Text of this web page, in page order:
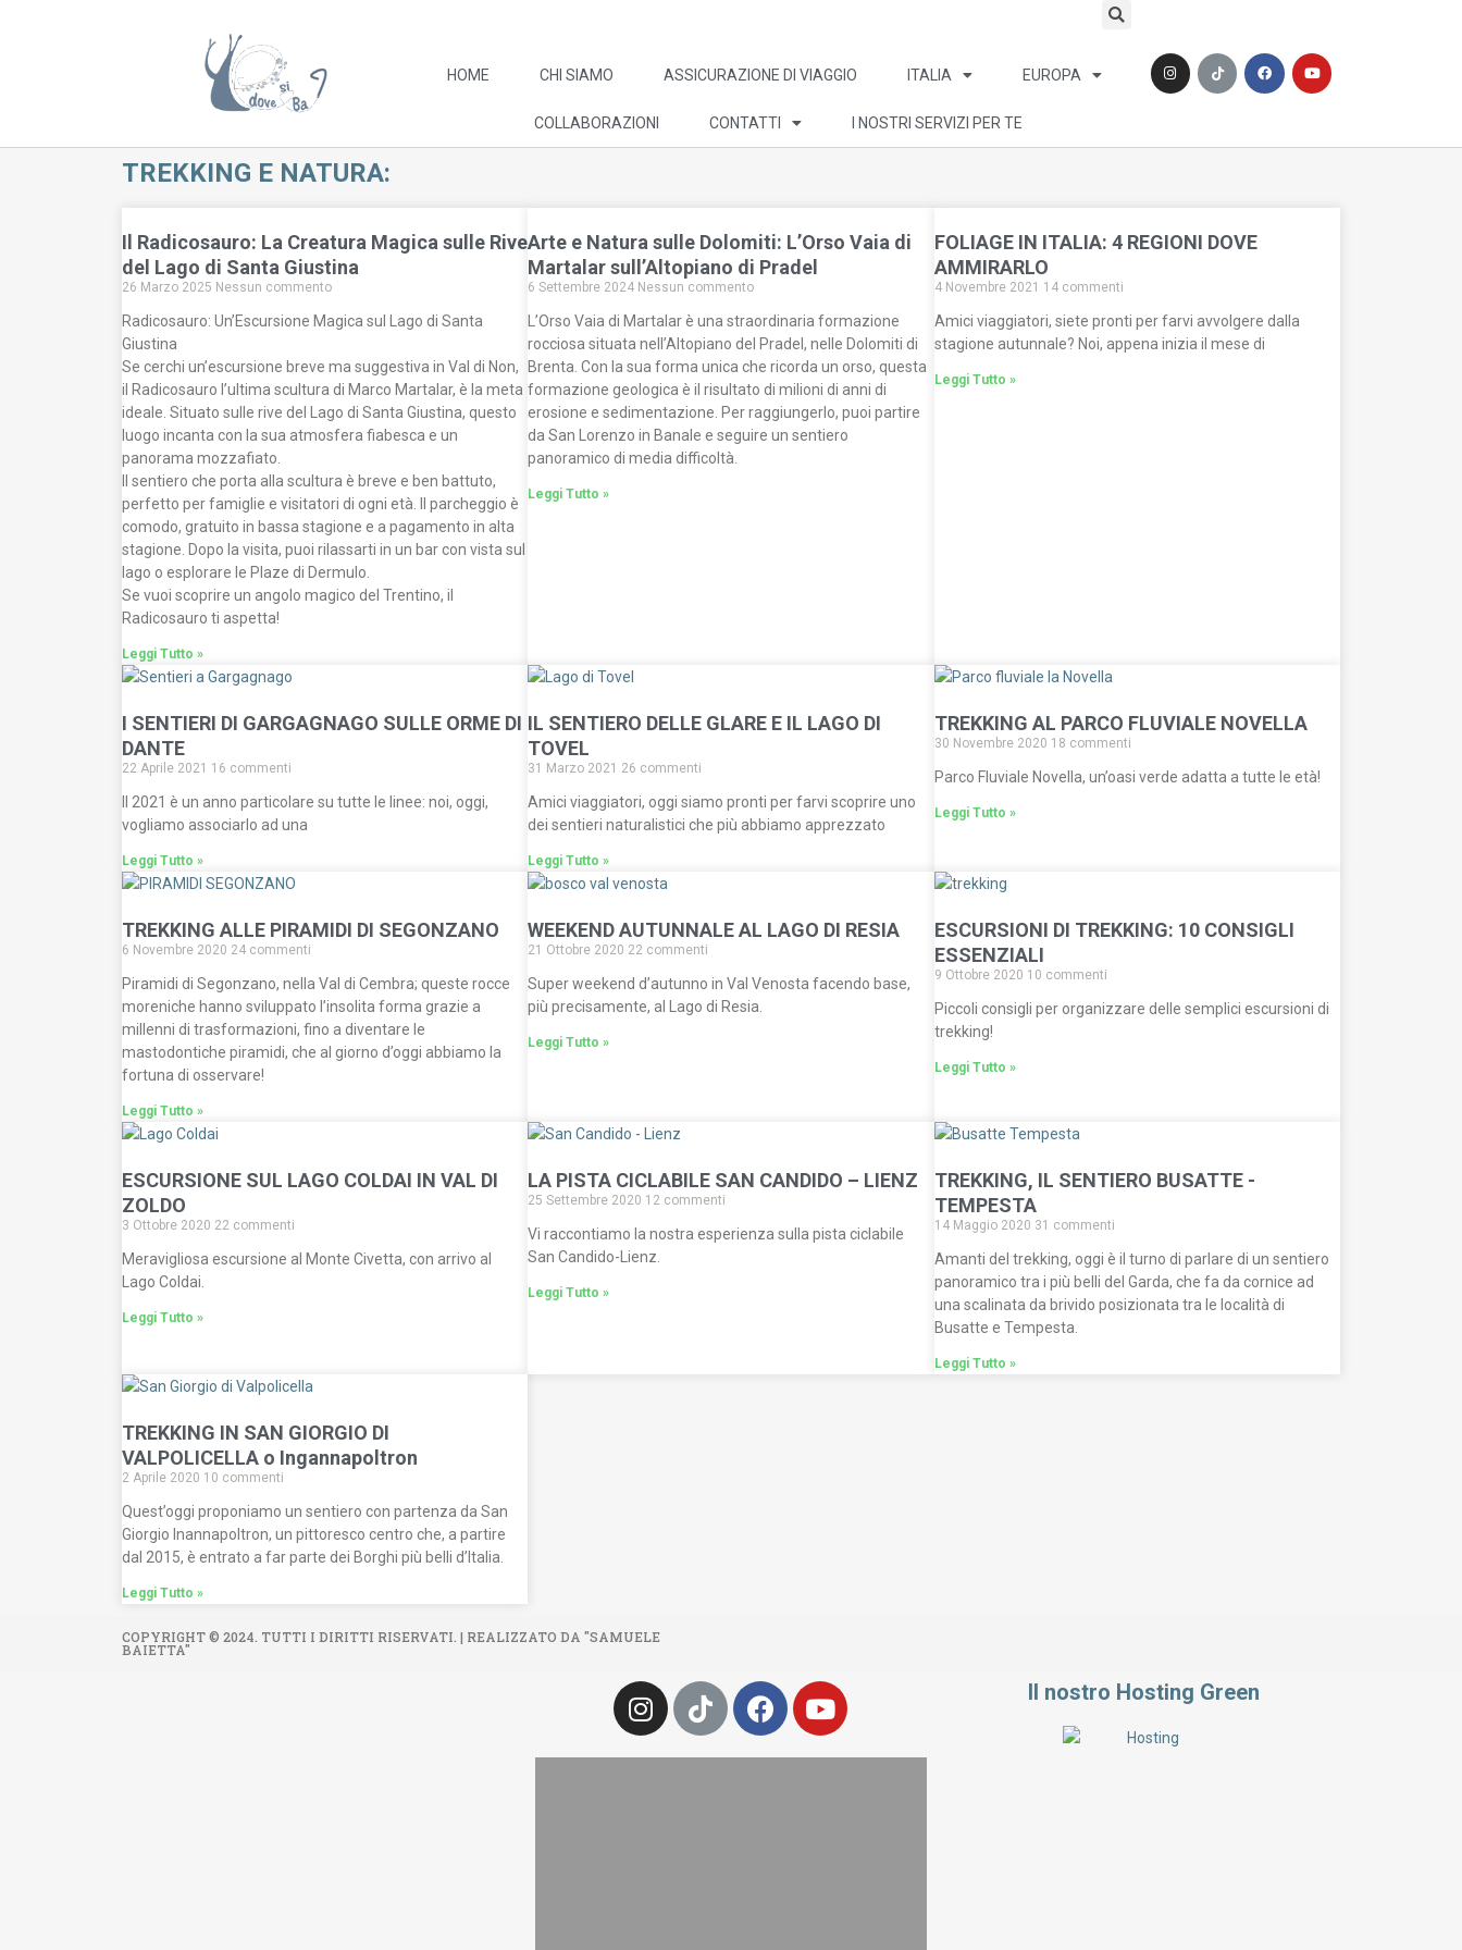
HOME CHI SIAMO ASSICURAZIONE DI VIAGGIO ITALIA EUROPA
COLLABORAZIONI CONTATTI I NOSTRI SERVIZI PER TE
TREKKING E NATURA:
Il Radicosauro: La Creatura Magica sulle Rive
del Lago di Santa Giustina
26 Marzo 2025 Nessun commento
Radicosauro: Un’Escursione Magica sul Lago di Santa
Giustina
Se cerchi un’escursione breve ma suggestiva in Val di Non,
il Radicosauro l’ultima scultura di Marco Martalar, è la meta
ideale. Situato sulle rive del Lago di Santa Giustina, questo
luogo incanta con la sua atmosfera fiabesca e un
panorama mozzafiato.
Il sentiero che porta alla scultura è breve e ben battuto,
perfetto per famiglie e visitatori di ogni età. Il parcheggio è
comodo, gratuito in bassa stagione e a pagamento in alta
stagione. Dopo la visita, puoi rilassarti in un bar con vista sul
lago o esplorare le Plaze di Dermulo.
Se vuoi scoprire un angolo magico del Trentino, il
Radicosauro ti aspetta!
Leggi Tutto »
Arte e Natura sulle Dolomiti: L’Orso Vaia di
Martalar sull’Altopiano di Pradel
6 Settembre 2024 Nessun commento
L’Orso Vaia di Martalar è una straordinaria formazione
rocciosa situata nell’Altopiano del Pradel, nelle Dolomiti di
Brenta. Con la sua forma unica che ricorda un orso, questa
formazione geologica è il risultato di milioni di anni di
erosione e sedimentazione. Per raggiungerlo, puoi partire
da San Lorenzo in Banale e seguire un sentiero
panoramico di media difficoltà.
Leggi Tutto »
FOLIAGE IN ITALIA: 4 REGIONI DOVE
AMMIRARLO
4 Novembre 2021 14 commenti
Amici viaggiatori, siete pronti per farvi avvolgere dalla
stagione autunnale? Noi, appena inizia il mese di
Leggi Tutto »
I SENTIERI DI GARGAGNAGO SULLE ORME DI
DANTE
22 Aprile 2021 16 commenti
Il 2021 è un anno particolare su tutte le linee: noi, oggi,
vogliamo associarlo ad una
Leggi Tutto »
IL SENTIERO DELLE GLARE E IL LAGO DI
TOVEL
31 Marzo 2021 26 commenti
Amici viaggiatori, oggi siamo pronti per farvi scoprire uno
dei sentieri naturalistici che più abbiamo apprezzato
Leggi Tutto »
TREKKING AL PARCO FLUVIALE NOVELLA
30 Novembre 2020 18 commenti
Parco Fluviale Novella, un’oasi verde adatta a tutte le età!
Leggi Tutto »
TREKKING ALLE PIRAMIDI DI SEGONZANO
6 Novembre 2020 24 commenti
Piramidi di Segonzano, nella Val di Cembra; queste rocce
moreniche hanno sviluppato l’insolita forma grazie a
millenni di trasformazioni, fino a diventare le
mastodontiche piramidi, che al giorno d’oggi abbiamo la
fortuna di osservare!
Leggi Tutto »
WEEKEND AUTUNNALE AL LAGO DI RESIA
21 Ottobre 2020 22 commenti
Super weekend d’autunno in Val Venosta facendo base,
più precisamente, al Lago di Resia.
Leggi Tutto »
ESCURSIONI DI TREKKING: 10 CONSIGLI
ESSENZIALI
9 Ottobre 2020 10 commenti
Piccoli consigli per organizzare delle semplici escursioni di
trekking!
Leggi Tutto »
ESCURSIONE SUL LAGO COLDAI IN VAL DI
ZOLDO
3 Ottobre 2020 22 commenti
Meravigliosa escursione al Monte Civetta, con arrivo al
Lago Coldai.
Leggi Tutto »
LA PISTA CICLABILE SAN CANDIDO – LIENZ
25 Settembre 2020 12 commenti
Vi raccontiamo la nostra esperienza sulla pista ciclabile
San Candido-Lienz.
Leggi Tutto »
TREKKING, IL SENTIERO BUSATTE -
TEMPESTA
14 Maggio 2020 31 commenti
Amanti del trekking, oggi è il turno di parlare di un sentiero
panoramico tra i più belli del Garda, che fa da cornice ad
una scalinata da brivido posizionata tra le località di
Busatte e Tempesta.
Leggi Tutto »
TREKKING IN SAN GIORGIO DI
VALPOLICELLA o Ingannapoltron
2 Aprile 2020 10 commenti
Quest’oggi proponiamo un sentiero con partenza da San
Giorgio Inannapoltron, un pittoresco centro che, a partire
dal 2015, è entrato a far parte dei Borghi più belli d’Italia.
Leggi Tutto »
COPYRIGHT © 2024. TUTTI I DIRITTI RISERVATI. | REALIZZATO DA "SAMUELE
BAIETTA"
Il nostro Hosting Green